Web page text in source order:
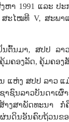
ຫາ 1991 ແລະ ປ
ສະໄໝທີ V, ສະພາ
ນຕົ້ນມາ, ສປປ ລາ
ມຄອງລັດ, ຄຸ້ມຄອ
ແຫ່ງ ສປປ ລາວ
ຊົນລາວບັນດາເຜົ່
ສາພັດທະນາ ກໍ່ຄື
ນດິນອັນຄົບຖ້ວນຂ